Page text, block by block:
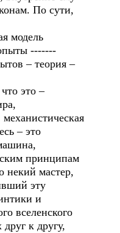
По сути,
модель
-------
– теория –
это –
– это
принципам
некий мастер,
эту
и
вселенского
к другу,